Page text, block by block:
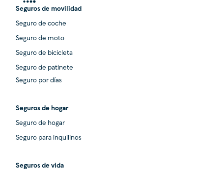
Seguros de movilidad
Seguro de coche
Seguro de moto
Seguro de bicicleta
Seguro de patinete
Seguro por días
Seguros de hogar
Seguro de hogar
Seguro para inquilinos
Seguros de vida